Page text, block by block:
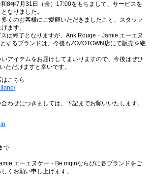
8年7月31日（金）17:00をもちまして、サービスを
なりました。
くのお客様にご愛顧いただきましたこと、スタッフ
ます。
は終了となりますが、Ank Rouge・Jamie エーエヌ
するブランドは、今後もZOZOTOWN店にて販売を継
アイテムをお届けしてまいりますので、今後はぜひ
ただけますと幸いです。
こちら
わせにつきましては、下記までお願いいたします。
で
エーエヌケー・Be mqinならびに各ブランドをご
くお願い申し上げます。